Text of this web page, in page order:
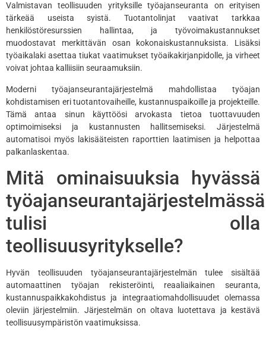
Valmistavan teollisuuden yrityksille työajanseuranta on erityisen
tärkeää useista syistä. Tuotantolinjat vaativat tarkkaa
henkilöstöresurssien hallintaa, ja työvoimakustannukset
muodostavat merkittävän osan kokonaiskustannuksista. Lisäksi
työaikalaki asettaa tiukat vaatimukset työaikakirjanpidolle, ja virheet
voivat johtaa kalliisiin seuraamuksiin.
Moderni työajanseurantajärjestelmä mahdollistaa työajan
kohdistamisen eri tuotantovaiheille, kustannuspaikoille ja projekteille.
Tämä antaa sinun käyttöösi arvokasta tietoa tuottavuuden
optimoimiseksi ja kustannusten hallitsemiseksi. Järjestelmä
automatisoi myös lakisääteisten raporttien laatimisen ja helpottaa
palkanlaskentaa.
Mitä ominaisuuksia hyvässä
työajanseurantajärjestelmässä
tulisi olla
teollisuusyritykselle?
Hyvän teollisuuden työajanseurantajärjestelmän tulee sisältää
automaattinen työajan rekisteröinti, reaaliaikainen seuranta,
kustannuspaikkakohdistus ja integraatiomahdollisuudet olemassa
oleviin järjestelmiin. Järjestelmän on oltava luotettava ja kestävä
teollisuusympäristön vaatimuksissa.